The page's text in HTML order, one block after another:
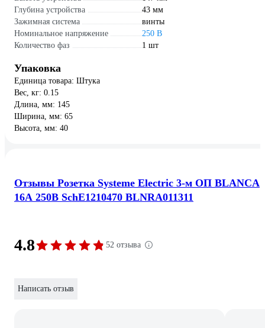
Глубина устройства
43 мм
Зажимная система
винты
Номинальное напряжение
250 В
Количество фаз
1 шт
Упаковка
Единица товара: Штука
Вес, кг: 0.15
Длина, мм: 145
Ширина, мм: 65
Высота, мм: 40
Отзывы Розетка Systeme Electric 3-м ОП BLANCA
16А 250В SchE1210470 BLNRA011311
4.8 52 отзыва
Написать отзыв